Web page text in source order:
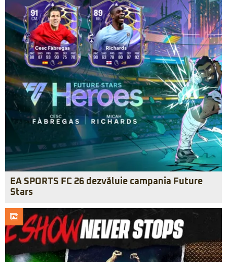
EA SPORTS FC 26 dezvăluie campania Future
Stars